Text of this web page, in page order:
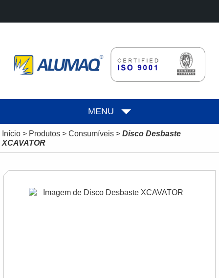
MENU
Início> Produtos> Consumíveis> Disco Desbaste
XCAVATOR